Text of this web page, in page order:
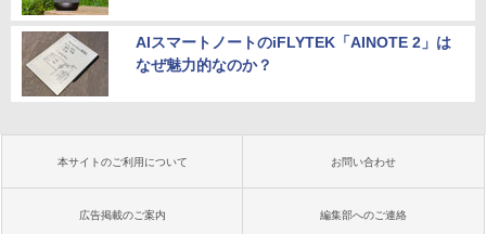
AIスマートノートのiFLYTEK「AINOTE 2」は
なぜ魅力的なのか？
本サイトのご利用について お問い合わせ
広告掲載のご案内 編集部へのご連絡